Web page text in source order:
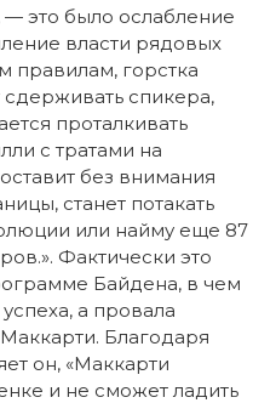
это было ослабление
власти рядовых
правилам, горстка
спикера,
проталкивать
с тратами на
без внимания
станет потакать
или найму еще 87
Фактически это
Байдена, в чем
а провала
Благодаря
он, «Маккарти
и не сможет ладить